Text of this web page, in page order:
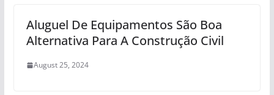
Aluguel De Equipamentos São Boa
Alternativa Para A Construção Civil
August 25, 2024